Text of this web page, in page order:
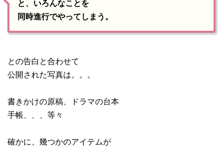
と、いろんなことを
同時進行でやってしまう。
との告白と合わせて
公開された写真は。。。
書きかけの原稿、ドラマの台本
手帳、、、等々
確かに、幾つかのアイテムが